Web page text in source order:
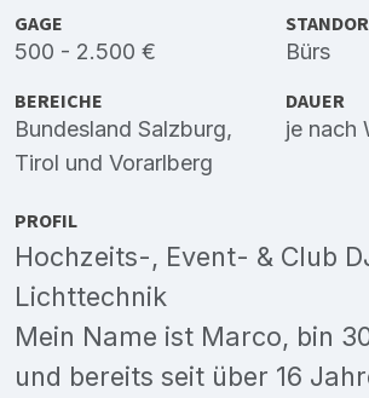
GAGE
500 - 2.500 € Bürs
BEREICHE
Bundesland Salzburg,
Tirol und Vorarlberg
DAUER
je nach
PROFIL
Hochzeits-, Event- & Club
Lichttechnik
Mein Name ist Marco, bin
und bereits seit über 16